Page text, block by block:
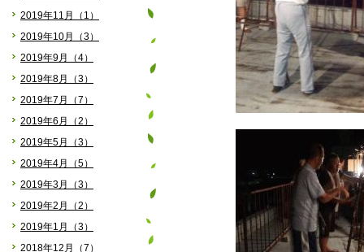
2019年11月（1）
2019年10月（3）
2019年9月（4）
2019年8月（3）
2019年7月（7）
2019年6月（2）
2019年5月（3）
2019年4月（5）
2019年3月（3）
2019年2月（2）
2019年1月（3）
2018年12月（7）